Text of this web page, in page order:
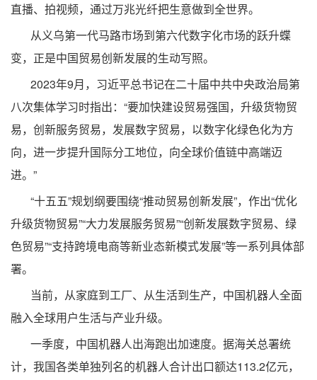
直播、拍视频，通过万兆光纤把生意做到全世界。
从义乌第一代马路市场到第六代数字化市场的跃升蝶
变，正是中国贸易创新发展的生动写照。
2023年9月，习近平总书记在二十届中共中央政治局第
八次集体学习时指出：“要加快建设贸易强国，升级货物贸
易，创新服务贸易，发展数字贸易，以数字化绿色化为方
向，进一步提升国际分工地位，向全球价值链中高端迈
进。”
“十五五”规划纲要围绕“推动贸易创新发展”，作出“优化
升级货物贸易”“大力发展服务贸易”“创新发展数字贸易、绿
色贸易”“支持跨境电商等新业态新模式发展”等一系列具体部
署。
当前，从家庭到工厂、从生活到生产，中国机器人全面
融入全球用户生活与产业升级。
一季度，中国机器人出海跑出加速度。据海关总署统
计，我国各类单独列名的机器人合计出口额达113.2亿元，